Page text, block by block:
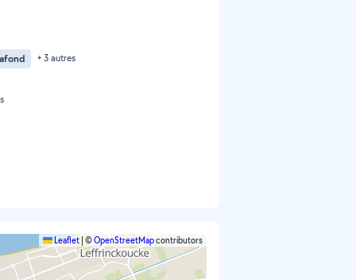
+ 3 autres
Leaflet ©OpenStreetMapcontributors